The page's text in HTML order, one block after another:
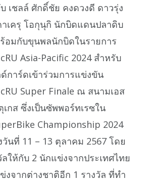
เชลล์ ศักดิ์ชัย คงดวงดี ดาวรุ่ง
เครุ โอกุนุกิ นักบิดแดนปลาดิบ
อมกับขุนพลนักบิดในรายการ
Asia-Pacific 2024 สำหรับ
การ์ดเข้าร่วมการแข่งขัน
Super Finale ณ สนามเอส
กส ซึ่งเป็นซัพพอร์ทเรซใน
Championship 2024
นที่ 11 – 13 ตุลาคม 2567 โดย
ให้กับ 2 นักแข่งจากประเทศไทย
งจากต่างชาติอีก 1 รางวัล ที่ทำ